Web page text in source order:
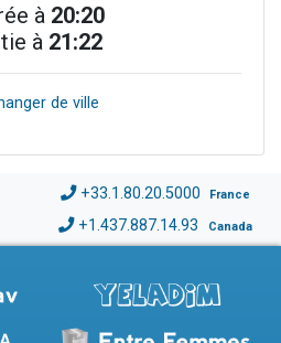
à 20:20
à 21:22
de ville
+33.1.80.20.5000 France
+1.437.887.14.93 Canada